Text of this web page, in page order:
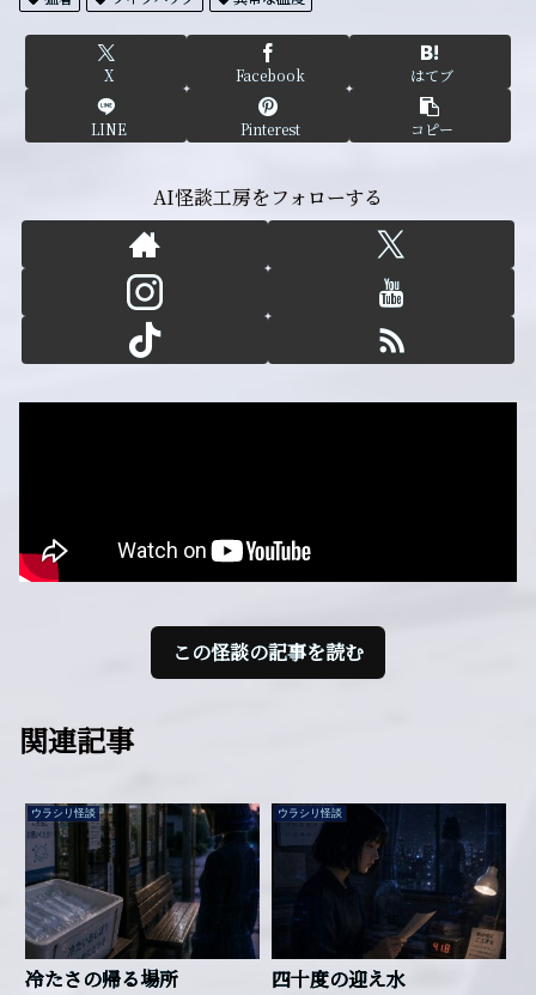
X Facebook はてブ
LINE Pinterest コピー
AI怪談工房をフォローする
この怪談の記事を読む
関連記事
ウラシリ怪談
冷たさの帰る場所
ウラシリ怪談
四十度の迎え水